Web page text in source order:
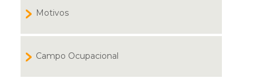
Motivos
Campo Ocupacional